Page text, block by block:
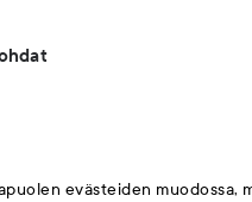
evästeiden muodossa,